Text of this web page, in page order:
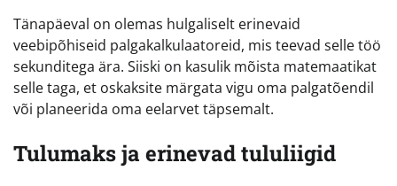
Tänapäeval on olemas hulgaliselt erinevaid
veebipõhiseid palgakalkulaatoreid, mis teevad selle töö
sekunditega ära. Siiski on kasulik mõista matemaatikat
selle taga, et oskaksite märgata vigu oma palgatõendil
või planeerida oma eelarvet täpsemalt.
Tulumaks ja erinevad tululiigid